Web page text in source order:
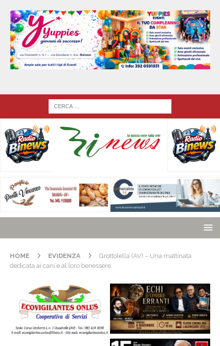
HOME EVIDENZA
Grottolella (AV) – Una mattinata
dedicata ai cani e al loro benessere.